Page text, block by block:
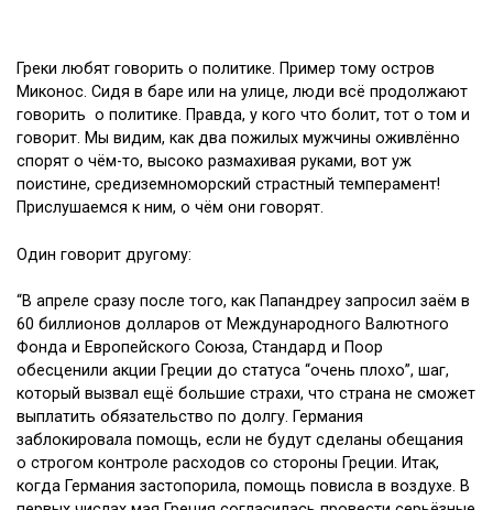
Греки любят говорить о политике. Пример тому остров
Миконос. Сидя в баре или на улице, люди всё продолжают
говорить о политике. Правда, у кого что болит, тот о том и
говорит. Мы видим, как два пожилых мужчины оживлённо
спорят о чём-то, высоко размахивая руками, вот уж
поистине, средиземноморский страстный темперамент!
Прислушаемся к ним, о чём они говорят.
“В апреле сразу после того, как Папандреу запросил заём в
60 биллионов долларов от Международного Валютного
Фонда и Европейского Союза, Стандард и Поор
обесценили акции Греции до статуса “очень плохо”, шаг,
который вызвал ещё большие страхи, что страна не сможет
выплатить обязательство по долгу. Германия
заблокировала помощь, если не будут сделаны обещания
о строгом контроле расходов со стороны Греции. Итак,
когда Германия застопорила, помощь повисла в воздухе. В
первых числах мая Греция согласилась провести серьёзные